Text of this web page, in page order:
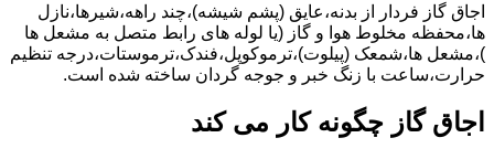
اجاق گاز فردار از بدنه،عایق (پشم شیشه)،چند راهه،شیرها،نازل
ها،محفظه مخلوط هوا و گاز (یا لوله های رابط متصل به مشعل ها
)،مشعل ها،شمعک (پیلوت)،ترموکوپل،فندک،ترموستات،درجه تنظیم
حرارت،ساعت با زنگ خبر و جوجه گردان ساخته شده است.
اجاق گاز چگونه کار می کند